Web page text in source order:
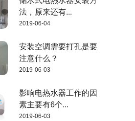
法，原来还有...
2019-06-04
安装空调需要打孔是要
注意什么？
2019-06-03
影响电热水器工作的因
素主要有6个...
2019-06-03